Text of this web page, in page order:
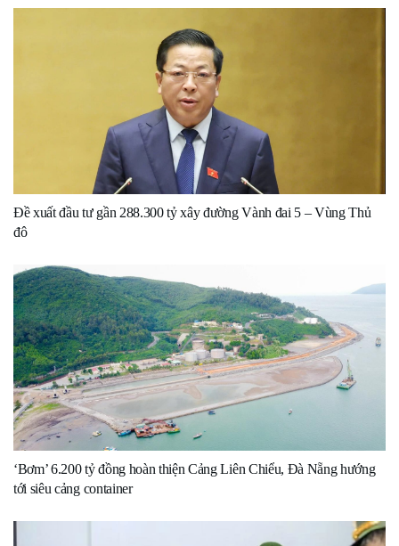
Đề xuất đầu tư gần 288.300 tỷ xây đường Vành đai 5 – Vùng Thủ
đô
‘Bơm’ 6.200 tỷ đồng hoàn thiện Cảng Liên Chiểu, Đà Nẵng hướng
tới siêu cảng container